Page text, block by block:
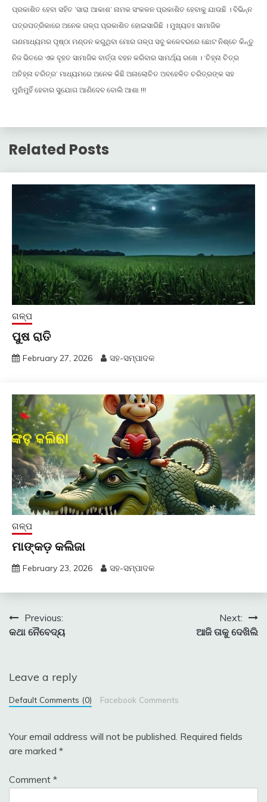
ପ୍ରକାଶିତ ହେବା ସହିତ ‘ସାରା ଆକାଶ’ ନାମକ ସଂକଳନ ପ୍ରକାଶିତ ହେବାକୁ ଯାଉଛି । ବିଭିନ୍ନ
ପତ୍ରପତ୍ରିକାରେ ଅନେକ ଗଳ୍ପ ପ୍ରକାଶିତ ହୋଇସାରିଛି । ମୁଖ୍ୟତଃ ସାମାଜିକ
ଗଣମାଧ୍ୟମର ପୃଷ୍ଠା ମଣ୍ଡନ କରୁଥିବା ମୋର ଗଳ୍ପ ସବୁ କଳେବରରେ ଛୋଟ ନିଶ୍ଚେ କିନ୍ତୁ
ନିଜ ଭିତରେ ଏକ ବୃହତ ସାମାଜିକ ବାର୍ତ୍ତା ବହନ କରିବାର ସାମର୍ଥ୍ୟ ରଖେ । ‘ଚିହ୍ନା ଚିତ୍ର
ଅଚିହ୍ନା ଚରିତ୍ର’ ମାଧ୍ୟମରେ ଅନେକ କିଛି ଅନାଲୋଚିତ ଅବହେଳିତ ଚରିତ୍ରଙ୍କ ସହ
ମୁହାଁମୁହିଁ ହେବାର ସୁଯୋଗ ଆଣିଦେବ ବୋଲି ଆଶା !!!
Related Posts
ଗଳ୍ପ
ପୁଷ ରାତି
February 27, 2026 ସହ-ସମ୍ପାଦକ
ଗଳ୍ପ
ମାଙ୍କଡ଼ କଲିଜା
February 23, 2026 ସହ-ସମ୍ପାଦକ
Post
navigation
Previous:
କଥା ନୈବେଦ୍ୟ
Next:
ଆଜି ତାକୁ ଦେଖିଲି
Leave a reply
Default Comments (0) Facebook Comments
Your email address will not be published. Required fields
are marked *
Comment *